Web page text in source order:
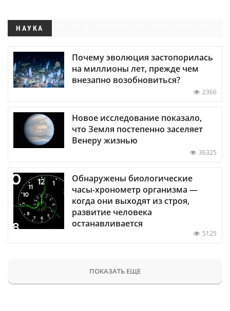
НАУКА
Почему эволюция застопорилась
на миллионы лет, прежде чем
внезапно возобновиться?
2366
Новое исследование показало,
что Земля постепенно заселяет
Венеру жизнью
36325
Обнаружены биологические
часы-хронометр организма —
когда они выходят из строя,
развитие человека
останавливается
5125
ПОКАЗАТЬ ЕЩЕ